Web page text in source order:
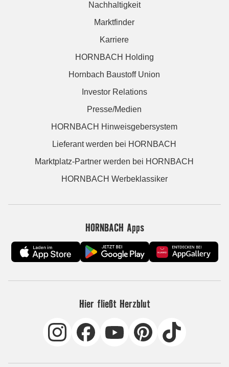
Nachhaltigkeit
Marktfinder
Karriere
HORNBACH Holding
Hornbach Baustoff Union
Investor Relations
Presse/Medien
HORNBACH Hinweisgebersystem
Lieferant werden bei HORNBACH
Marktplatz-Partner werden bei HORNBACH
HORNBACH Werbeklassiker
HORNBACH Apps
Hier fließt Herzblut